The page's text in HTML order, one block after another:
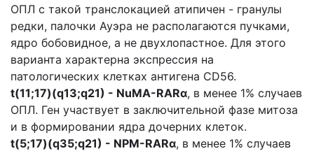
ОПЛ с такой транслокацией атипичен - гранулы
редки, палочки Ауэра не располагаются пучками,
ядро бобовидное, а не двухлопастное. Для этого
варианта характерна экспрессия на
патологических клетках антигена CD56.
t(11;17)(q13;q21) - NuMA-RARα, в менее 1% случаев
ОПЛ. Ген участвует в заключительной фазе митоза
и в формировании ядра дочерних клеток.
t(5;17)(q35;q21) - NPM-RARα, в менее 1% случаев